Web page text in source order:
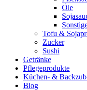
Öle
Tofu &
Zucker
Sushi
Getränke
Pflegeprodukte
Küchen- &
Blog